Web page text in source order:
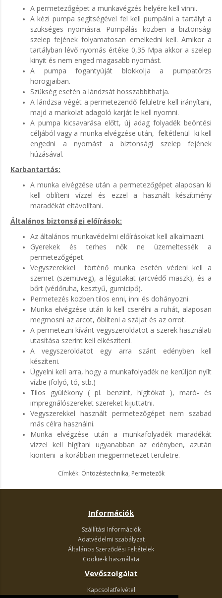
A permetezőgépet a munkavégzés helyére kell vinni.
A kézi pumpa segítségével fel kell pumpálni a tartályt a
szükséges nyomásra. Pumpálás közben a biztonsági
szelep fejének folyamatosan emelkedni kell. Amikor a
tartályban lévő nyomás értéke 0,35 Mpa akkor a szelep
kinyit és nem enged magasabb nyomást.
A pumpa fogantyúját blokkolja a pumpatörzs
horogjaiban.
Szükség esetén a lándzsát hosszabbíthatja.
A lándzsa végét a permetezendő felületre kell irányítani,
majd a markolat adagoló karját le kell nyomni.
A pumpa kicsavarása előtt, új adag folyadék beöntési
céljából vagy a munka elvégzése után, feltétlenül ki kell
engedni a nyomást a biztonsági szelep fejének
húzásával.
Karbantartás:
A munka elvégzése után a permetezőgépet alaposan ki
kell öblíteni vízzel és ezzel a használt készítmény
maradékát eltávolítani.
Általános biztonsági előírások:
Az általános munkavédelmi előírásokat kell alkalmazni.
Gyerekek és terhes nők ne üzemeltessék a
permetezőgépet.
Vegyszerekkel történő munka esetén védeni kell a
szemet (szemüveg), a légutakat (arcvédő maszk), és a
bőrt (védőruha, kesztyű, gumicipő).
Permetezés közben tilos enni, inni és dohányozni.
Munka elvégzése után ki kell cserélni a ruhát, alaposan
megmosni az arcot, öblíteni a szájat és az orrot.
A permetezni kívánt vegyszeroldatot a szerek használati
utasítása szerint kell elkészíteni.
A vegyszeroldatot egy arra szánt edényben kell
készíteni.
Ügyelni kell arra, hogy a munkafolyadék ne kerüljön nyílt
vízbe (folyó, tó, stb.)
Tilos gyúlékony ( pl. benzint, hígítókat ), maró- és
impregnálószereket szereket kijuttatni.
Vegyszerekkel használt permetezőgépet nem szabad
más célra használni.
Munka elvégzése után a munkafolyadék maradékát
vízzel kell hígítani ugyanabban az edényben, azután
kiönteni a korábban megpermetezet területre.
Címkék: Öntözéstechnika, Permetezők
Információk
Szállítási Információk
Adatvédelmi szabályzat
Általános Szerződési Feltételek
Cookie-k használata
Vevőszolgálat
Kapcsolatfelvétel